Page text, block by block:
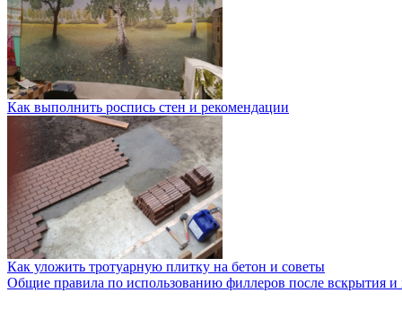
Как выполнить роспись стен и рекомендации
Как уложить тротуарную плитку на бетон и советы
Общие правила по использованию филлеров после вскрытия и